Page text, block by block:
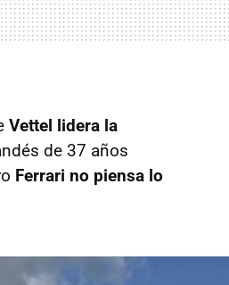
Vettel lidera la
de 37 años
Ferrari no piensa lo